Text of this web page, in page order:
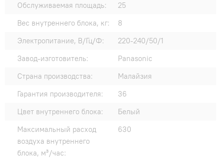
Обслуживаемая площадь:
25
Вес внутреннего блока, кг:
8
Электропитание, В/Гц/Ф:
220-240/50/1
Завод-изготовитель:
Panasonic
Страна производства:
Малайзия
Гарантия производителя:
36
Цвет внутреннего блока:
Белый
Максимальный расход
воздуха внутреннего
блока, м³/час:
630